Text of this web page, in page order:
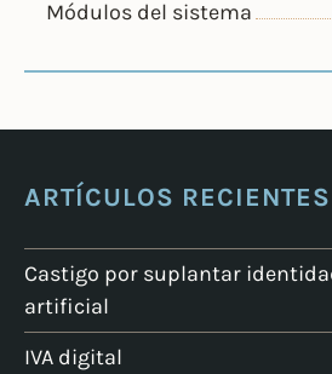
Módulos del sistema
ARTÍCULOS RECIENTES
Castigo por suplantar
artificial
IVA digital